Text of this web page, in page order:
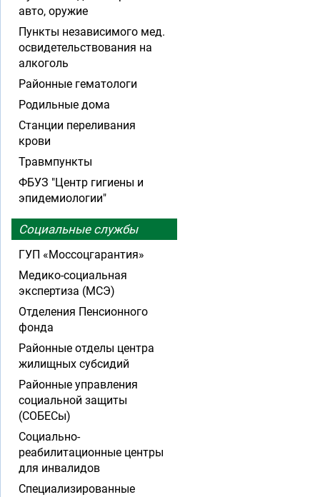
авто, оружие
Пункты независимого мед.
освидетельствования на
алкоголь
Районные гематологи
Родильные дома
Станции переливания
крови
Травмпункты
ФБУЗ "Центр гигиены и
эпидемиологии"
Социальные службы
ГУП «Моссоцгарантия»
Медико-социальная
экспертиза (МСЭ)
Отделения Пенсионного
фонда
Районные отделы центра
жилищных субсидий
Районные управления
социальной защиты
(СОБЕСы)
Социально-
реабилитационные центры
для инвалидов
Специализированные